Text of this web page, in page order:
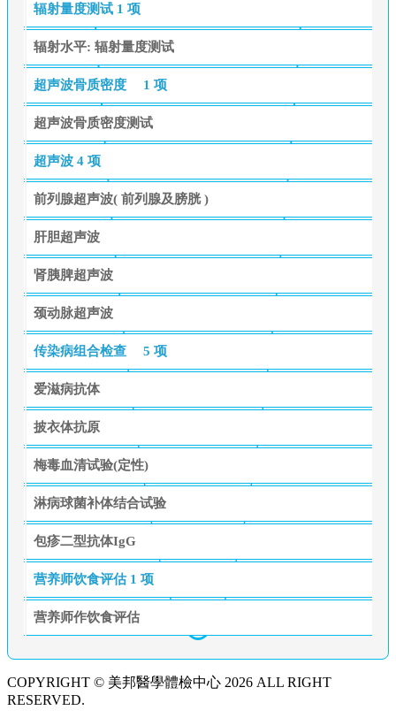
辐射量度测试 1 项
辐射水平: 辐射量度测试
超声波骨质密度 1 项
超声波骨质密度测试
超声波 4 项
前列腺超声波( 前列腺及膀胱 )
肝胆超声波
肾胰脾超声波
颈动脉超声波
传染病组合检查 5 项
爱滋病抗体
披衣体抗原
梅毒血清试验(定性)
淋病球菌补体结合试验
包疹二型抗体IgG
营养师饮食评估 1 项
营养师作饮食评估
COPYRIGHT © 美邦醫學體檢中心 2026 ALL RIGHT
RESERVED.